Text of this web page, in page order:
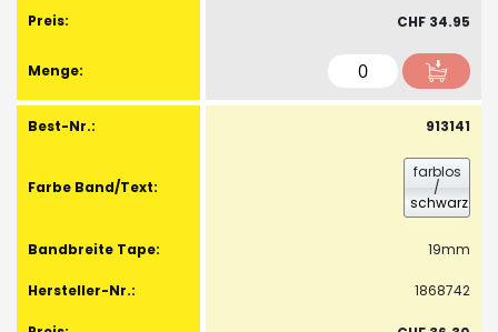
CHF 34.95
913141
farblos
/
schwarz
19mm
1868742